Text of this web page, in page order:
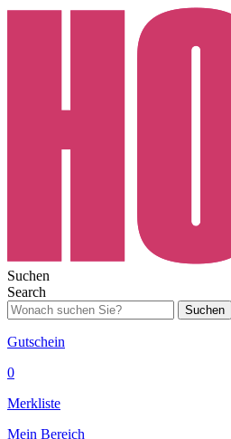
Suchen
Search
Suchen
Gutschein
0
Merkliste
Mein Bereich